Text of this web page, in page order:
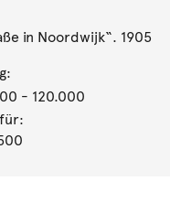
in Noordwijk“. 1905
- 120.000